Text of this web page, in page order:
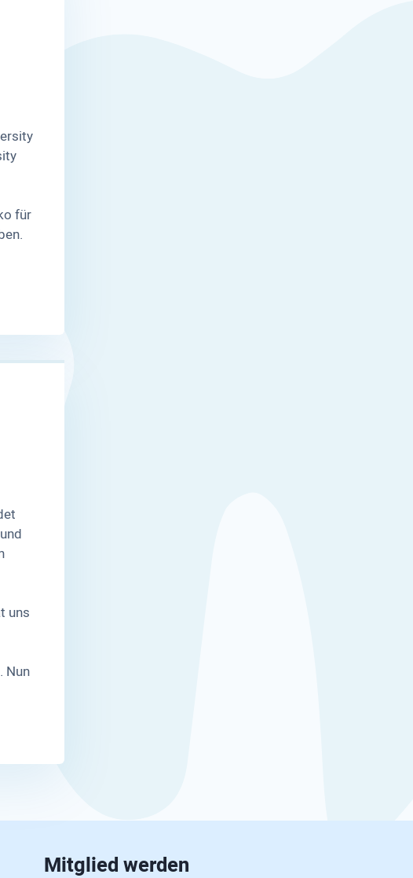
für
uns
Nun
Mitglied werden